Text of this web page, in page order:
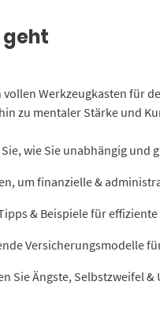
geht
Werkzeugkasten für
zu mentaler Stärke und
wie Sie unabhängig und
um finanzielle &
& Beispiele für
Versicherungsmodelle
Sie Ängste, Selbstzweifel